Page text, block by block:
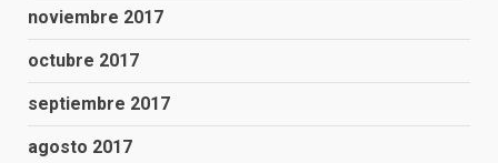
noviembre 2017
octubre 2017
septiembre 2017
agosto 2017